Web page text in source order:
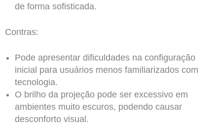
de forma sofisticada.
Contras:
Pode apresentar dificuldades na configuração
inicial para usuários menos familiarizados com
tecnologia.
O brilho da projeção pode ser excessivo em
ambientes muito escuros, podendo causar
desconforto visual.